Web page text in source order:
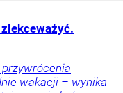
wakacji – wynika